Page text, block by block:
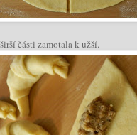
části zamotala k užší.